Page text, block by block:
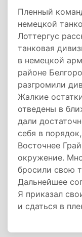
Пленный
немецкой
Лоттергус
танковая
в немецкой
районе
разгромили
Жалкие
отведены в
дали
себя в
Восточнее
окружение.
бросили свою
Дальнейшее
Я приказал
и сдаться в